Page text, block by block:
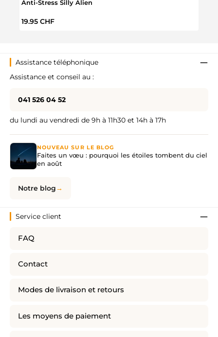
Anti-Stress Silly Alien
Prix régulier :
19.95 CHF
Assistance téléphonique
Assistance et conseil au :
041 526 04 52
du lundi au vendredi de 9h à 11h30 et 14h à 17h
NOUVEAU SUR LE BLOG
Faites un vœu : pourquoi les étoiles tombent du ciel
en août
Notre blog
Service client
FAQ
Contact
Modes de livraison et retours
Les moyens de paiement